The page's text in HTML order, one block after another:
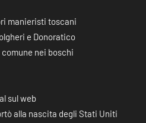
manieristi toscani
e Donoratico
nei boschi
sul web
alla nascita degli Stati Uniti